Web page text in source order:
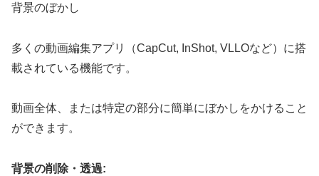
背景のぼかし
多くの動画編集アプリ（CapCut, InShot, VLLOなど）に搭
載されている機能です。
動画全体、または特定の部分に簡単にぼかしをかけること
ができます。
背景の削除・透過: